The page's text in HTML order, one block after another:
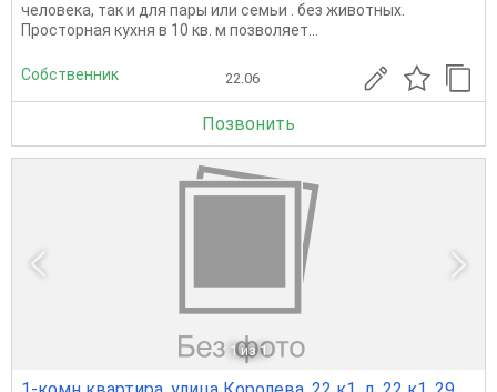
человека, так и для пары или семьи . без животных.
Просторная кухня в 10 кв. м позволяет...
Собственник 22.06
Позвонить
1 из 1